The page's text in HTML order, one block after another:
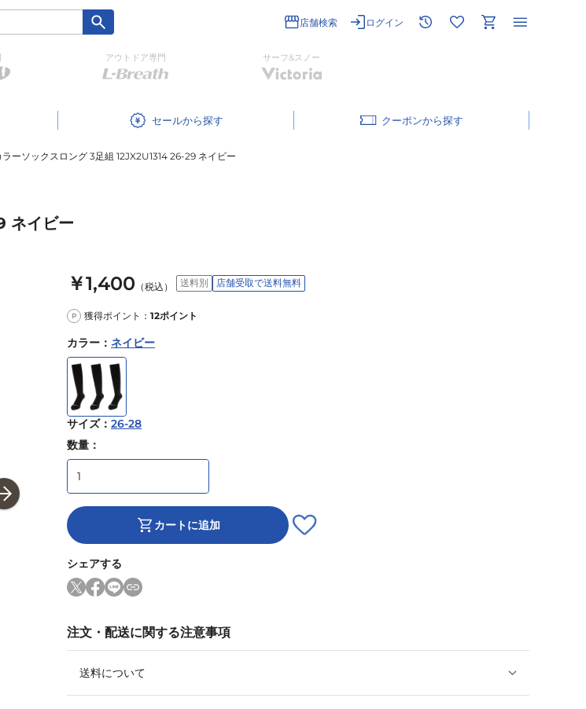
店舗検索 ログイン
アウトドア専門 サーフ&スノー
セール クーポン
ーソックスロング 3足組 12JX2U1314 26-29 ネイビー
ネイビー
￥1,400 （税込） 送料別 店舗受取で送料無料
P 獲得ポイント： 12ポイント
カラー ： ネイビー
サイズ： 26-28
数量：
カートに追加
シェアする
注文・配送に関する注意事項
送料について